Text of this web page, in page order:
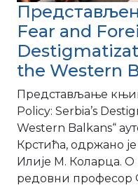
Fear and
the Western
Представљање
Policy: Serbia’s
Western Balkans“
Крстића, одржано
Илије М. Коларца.
редовни професор